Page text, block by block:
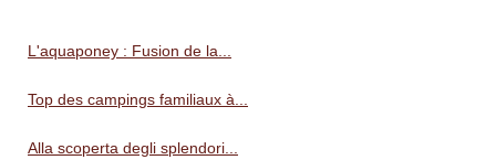
L'aquaponey : Fusion de la...
Top des campings familiaux à...
Alla scoperta degli splendori...